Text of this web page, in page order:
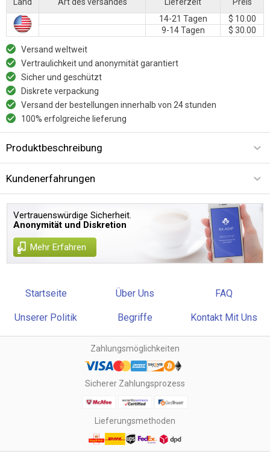
14-21 Tagen
$ 10.00
9-14 Tagen
$ 30.00
Versand weltweit
Vertraulichkeit und anonymität garantiert
Sicher und geschützt
Diskrete verpackung
Versand der bestellungen innerhalb von 24 stunden
100% erfolgreiche lieferung
Produktbeschreibung
Kundenerfahrungen
Vertrauenswürdige Sicherheit.
Anonymität und Diskretion
Mehr Erfahren
Startseite Über Uns FAQ
Unserer Politik Begriffe Kontakt Mit Uns
Zahlungsmöglichkeiten
Sicherer Zahlungsprozess
Lieferungsmethoden